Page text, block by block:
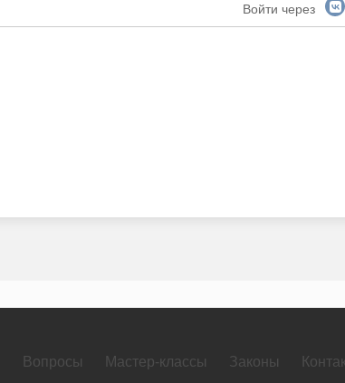
Войти через
Вопросы Мастер-классы Законы